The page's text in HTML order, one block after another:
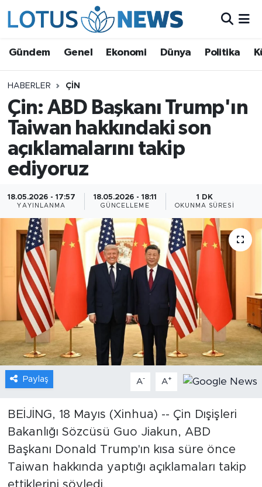
Gündem Genel Ekonomi Dünya Politika
HABERLER ÇIN
Çin: ABD Başkanı Trump'ın
Taiwan hakkındaki son
açıklamalarını takip
ediyoruz
18.05.2026 - 17:57
YAYINLANMA
18.05.2026 - 18:11
GÜNCELLEME
1 DK
OKUNMA SÜRESI
Paylaş A- A+
BEİJİNG, 18 Mayıs (Xinhua) -- Çin Dışişleri
Bakanlığı Sözcüsü Guo Jiakun, ABD
Başkanı Donald Trump'ın kısa süre önce
Taiwan hakkında yaptığı açıklamaları takip
ettiklerini söyledi.
Ekonomi
Dünya
Politika
Kültür - Sanat ve Tarih
Yaşam
Bilim ve Teknoloji
Çin Fuarları
Gündem
Video
Sağlık
Foto Haber
Xinhua Türkiye
Seyahat